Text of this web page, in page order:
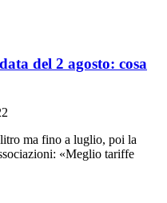
del 2 agosto: cosa
ma fino a luglio, poi la
«Meglio tariffe